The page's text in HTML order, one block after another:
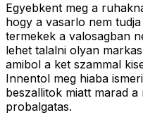
Egyebkent meg a
hogy a vasarlo nem
termekek a valosagban
lehet talalni olyan
amibol a ket szammal
Innentol meg hiaba
beszallitok miatt marad a
probalgatas.